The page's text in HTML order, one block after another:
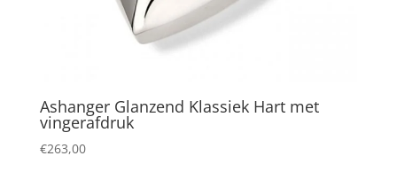
Ashanger Glanzend Klassiek Hart met
vingerafdruk
€263,00